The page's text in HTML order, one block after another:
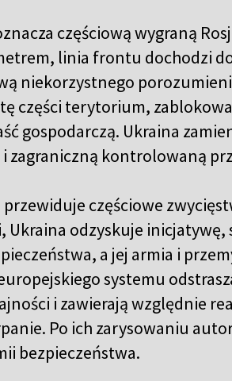
częściową wygraną
linia frontu dochodzi
niekorzystnego
części terytorium,
gospodarczą. Ukraina
zagraniczną kontrolowaną
częściowe
Ukraina odzyskuje inicjatywę,
a jej armia i
systemu
i zawierają względnie
Po ich zarysowaniu
bezpieczeństwa.